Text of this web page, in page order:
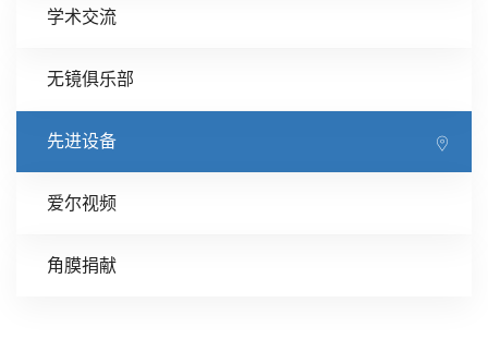
学术交流
无镜俱乐部
先进设备
爱尔视频
角膜捐献